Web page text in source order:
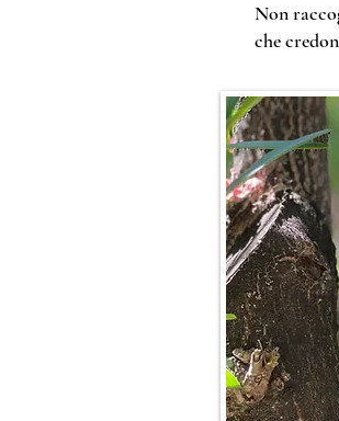
Non
che